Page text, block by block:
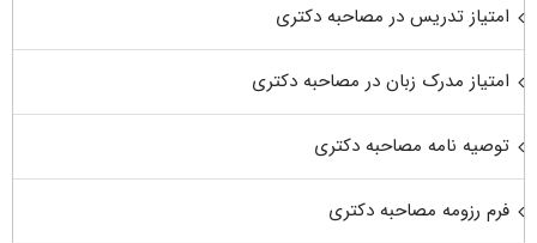
امتیاز تدریس در مصاحبه دکتری
امتیاز مدرک زبان در مصاحبه دکتری
توصیه نامه مصاحبه دکتری
فرم رزومه مصاحبه دکتری